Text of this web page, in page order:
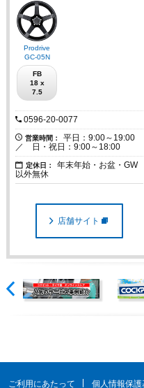
Prodrive
GC-05N
FB
18 x
7.5
0596-20-0077
営業時間：
平日：9:00～19:00
／ 日・祝日：9:00～18:00
定休日：
年末年始・お盆・GW
以外無休
店舗サイト
ご利用にあたって 個人情報保護